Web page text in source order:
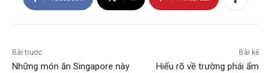
Bài trước
Những món ăn Singapore này
Bài kế
Hiểu rõ về trường phái ẩm